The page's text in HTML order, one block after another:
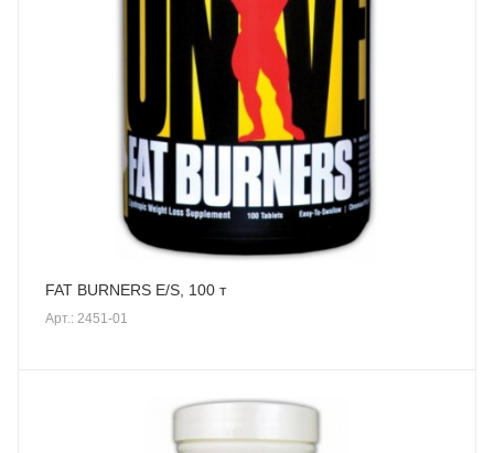
FAT BURNERS E/S, 100 т
Арт.: 2451-01